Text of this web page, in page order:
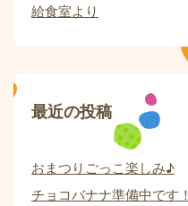
給食室より
最近の投稿
おまつりごっこ楽しみ♪
チョコバナナ準備中です！